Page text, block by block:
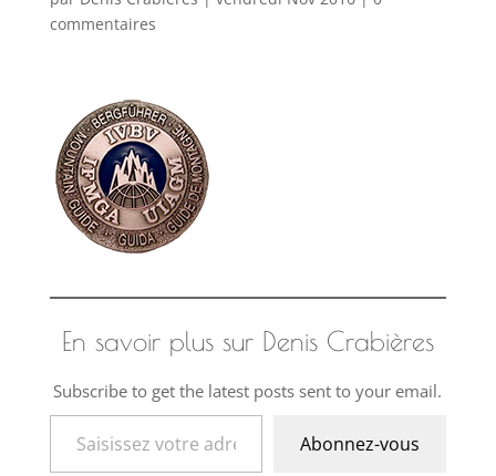
commentaires
En savoir plus sur Denis Crabières
Subscribe to get the latest posts sent to your email.
Saisissez votre adresse e-mail…
Abonnez-vous